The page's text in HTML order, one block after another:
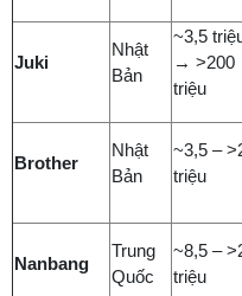
Juki
Nhật
Bản
~3,5
→ >200
triệu
Brother
Nhật
Bản
~3,5 –
triệu
Nanbang
Trung
Quốc
~8,5 –
triệu